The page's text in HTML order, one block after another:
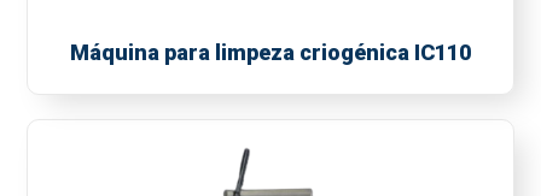
Máquina para limpeza criogénica IC110